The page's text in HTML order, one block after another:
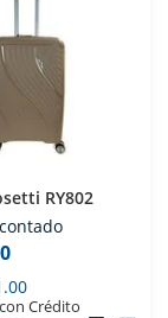
RY802
Crédito